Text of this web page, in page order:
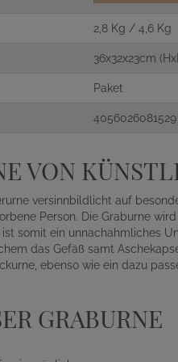
2,8 Kg / 4,6 Kg
36x32x23cm
Paket
4056026081529
VON
versinnbildlicht auf
Person. Die Graburne
somit ein unnachahmliches
das Gefäß samt
ebenso wie ein dazu
GRABURNE